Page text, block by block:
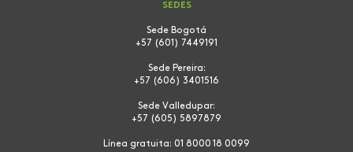
SEDES
Sede Bogotá
+57 (601) 7449191
Sede Pereira:
+57 (606) 3401516
Sede Valledupar:
+57 (605) 5897879
Línea gratuita: 01 8000 18 0099